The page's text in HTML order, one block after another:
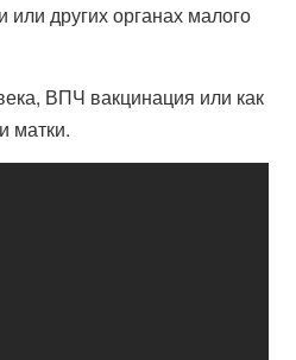
других органах малого
ВПЧ вакцинация или как
матки.